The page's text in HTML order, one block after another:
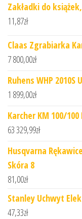
Zakładki do
11,87zł
Claas Zgrabiarka
7 800,00zł
Ruhens WHP 2010S
1 899,00zł
Karcher KM 100/100
63 329,99zł
Husqvarna
Skóra 8
81,00zł
Stanley Uchwyt
47,33zł